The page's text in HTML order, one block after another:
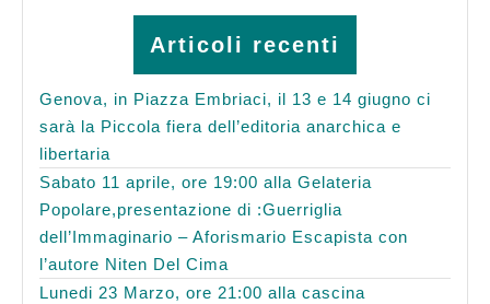
Articoli recenti
Genova, in Piazza Embriaci, il 13 e 14 giugno ci
sarà la Piccola fiera dell’editoria anarchica e
libertaria
Sabato 11 aprile, ore 19:00 alla Gelateria
Popolare,presentazione di :Guerriglia
dell’Immaginario – Aforismario Escapista con
l’autore Niten Del Cima
Lunedi 23 Marzo, ore 21:00 alla cascina